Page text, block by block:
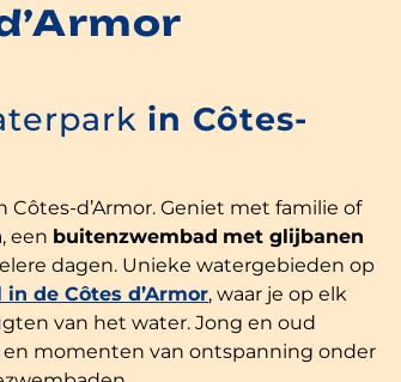
in Côtes-
d’Armor. Geniet met familie of
, een buitenzwembad met glijbanen
dagen. Unieke watergebieden op
de Côtes d’Armor, waar je op elk
van het water. Jong en oud
momenten van ontspanning onder